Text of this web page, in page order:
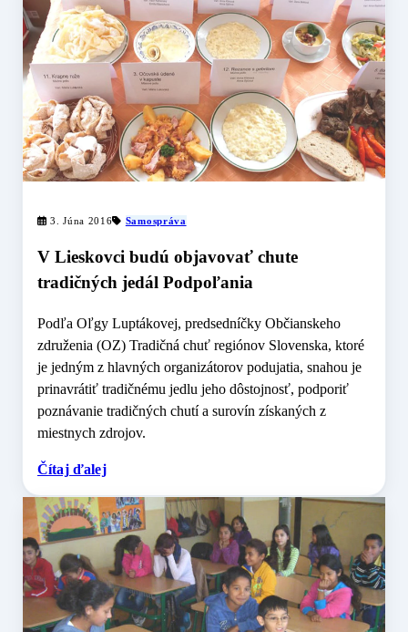
3. Júna 2016 Samospráva
V Lieskovci budú objavovať chute
tradičných jedál Podpoľania
Podľa Oľgy Luptákovej, predsedníčky Občianskeho
združenia (OZ) Tradičná chuť regiónov Slovenska, ktoré
je jedným z hlavných organizátorov podujatia, snahou je
prinavrátiť tradičnému jedlu jeho dôstojnosť, podporiť
poznávanie tradičných chutí a surovín získaných z
miestnych zdrojov.
Čítaj ďalej